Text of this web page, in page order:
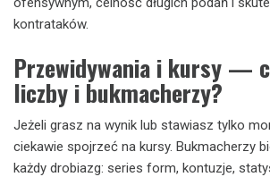
kontrataków.
Przewidywania i kursy —
liczby i bukmacherzy?
Jeżeli grasz na wynik lub stawiasz tylko
ciekawie spojrzeć na kursy. Bukmacherzy
każdy drobiazg: series form, kontuzje,